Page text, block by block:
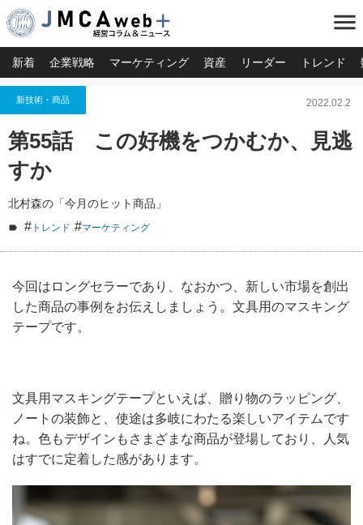
menu
新着 企業戦略 マーケティング 資産 リーダー トレンド
新技術・商品 2022.02.2
第55話 この好機をつかむか、見逃
すか
北村森の「今月のヒット商品」
# トレンド #マーケティング
今回はロングセラーであり、なおかつ、新しい市場を創出
した商品の事例をお伝えしましょう。文具用のマスキング
テープです。
文具用マスキングテープといえば、贈り物のラッピング、
ノートの装飾と、使途は多岐にわたる楽しいアイテムです
ね。色もデザインもさまざまな商品が登場しており、人気
はすでに定着した感があります。